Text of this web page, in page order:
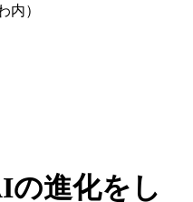
内）
の進化をし